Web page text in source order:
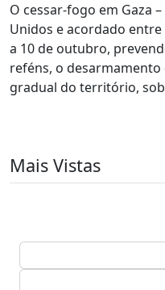
O cessar-fogo em Gaza
Unidos e acordado
a 10 de outubro,
reféns, o
gradual do território,
Mais Vistas